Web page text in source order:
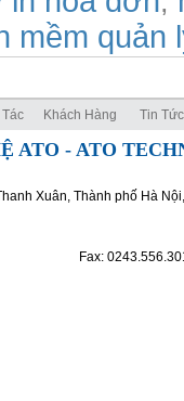
mềm quản
Khách Hàng Tin Tức
ATO - ATO
Xuân, Thành phố Hà
Fax: